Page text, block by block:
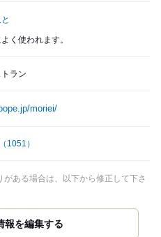
く使われます。
ラン
moriei/
（1051）
ある場合は、以下から修正して下さ